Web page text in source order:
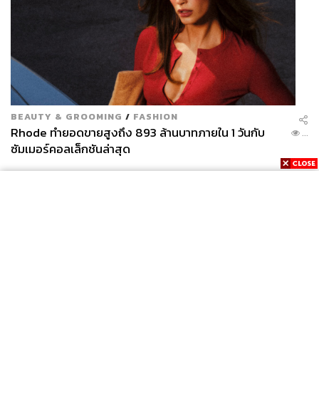
BEAUTY & GROOMING / FASHION
Rhode ทำยอดขายสูงถึง 893 ล้านบาทภายใน 1 วันกับ
ซัมเมอร์คอลเล็กชันล่าสุด
...